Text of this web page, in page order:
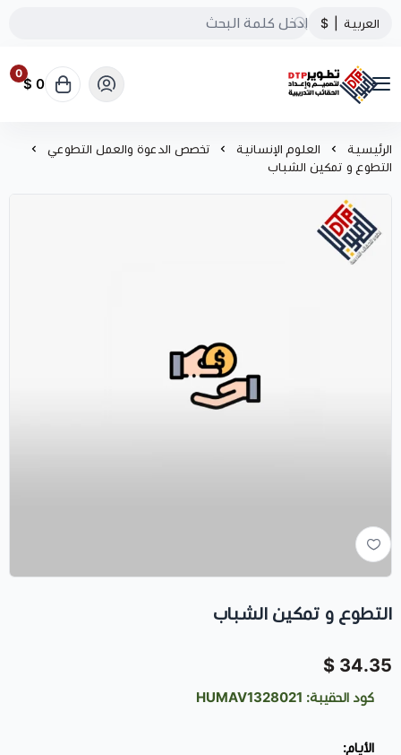
العربية $
تطوير الحقائب التدريبية
0
0 $
الرئيسية العلوم الإنسانية
تخصص الدعوة والعمل التطوعي
التطوع و تمكين الشباب
التطوع و تمكين الشباب
34.35 $
كود الحقيبة: HUMAV1328021
الأيام: